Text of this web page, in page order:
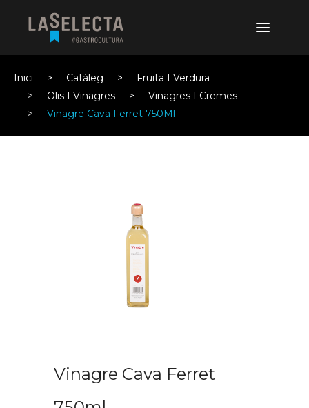
Inici Catàleg
Fruita I Verdura
Olis I Vinagres
Vinagres I Cremes
Vinagre Cava Ferret 750Ml
Vinagre Cava Ferret